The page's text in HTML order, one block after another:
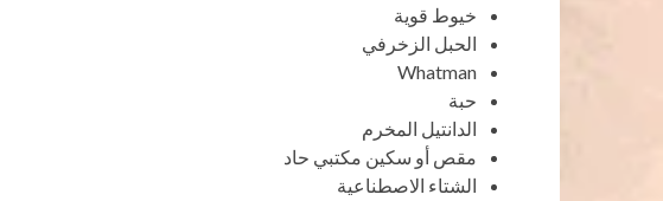
خيوط قوية
الحبل الزخرفي
Whatman
حبة
الدانتيل المخرم
مقص أو سكين مكتبي حاد
الشتاء الاصطناعية